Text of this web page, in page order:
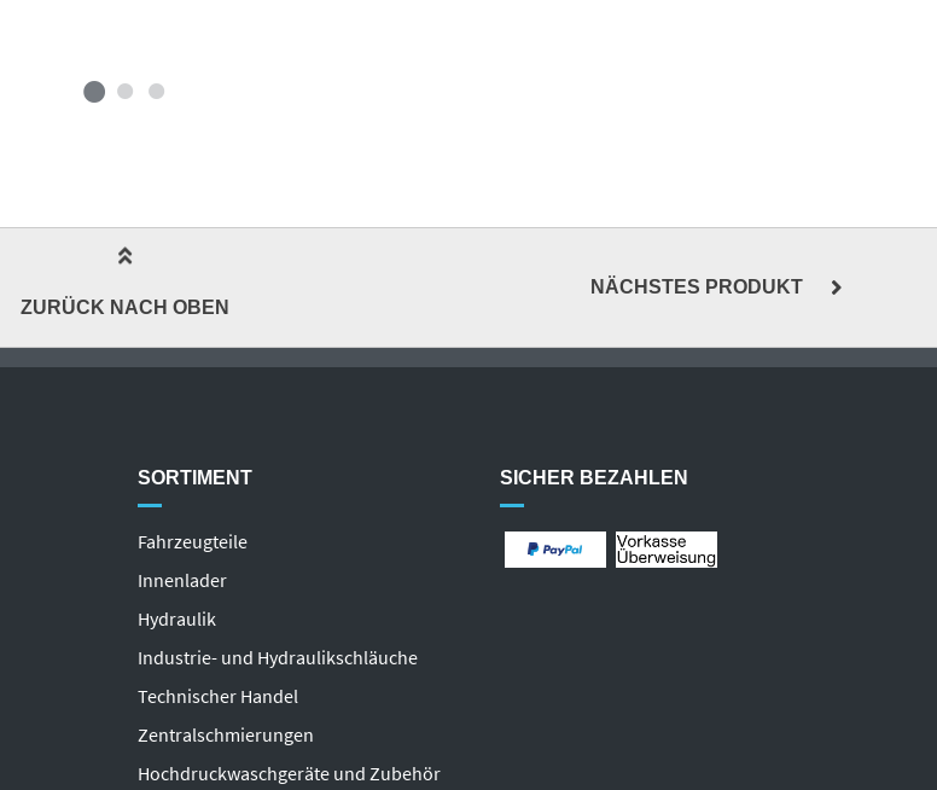
NÄCHSTES PRODUKT
ZURÜCK NACH OBEN
SORTIMENT
Fahrzeugteile
Innenlader
Hydraulik
Industrie- und Hydraulikschläuche
Technischer Handel
Zentralschmierungen
Hochdruckwaschgeräte und Zubehör
SICHER BEZAHLEN